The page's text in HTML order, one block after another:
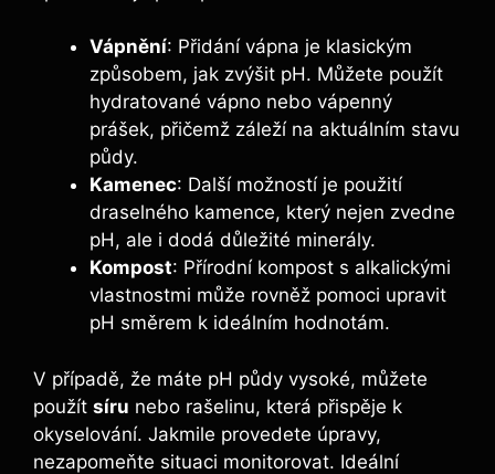
Vápnění: ​Přidání vápna ‍je klasickým
způsobem, jak zvýšit pH. Můžete‌ použít
hydratované ​vápno nebo vápenný
prášek, přičemž ‍záleží na aktuálním‌ stavu‍
půdy.
Kamenec: Další možností ⁣je použití
‍draselného ​kamence,⁢ který nejen zvedne
pH, ale i dodá důležité minerály.
Kompost: Přírodní kompost s alkalickými
vlastnostmi může‌ rovněž ​pomoci ‍upravit
pH směrem k ideálním​ hodnotám.
V⁣ případě, že ‍máte pH ⁣půdy vysoké, můžete
použít síru nebo rašelinu, která⁢ přispěje k
okyselování. ⁣Jakmile‌ provedete úpravy,‍
nezapomeňte​ situaci monitorovat. Ideální